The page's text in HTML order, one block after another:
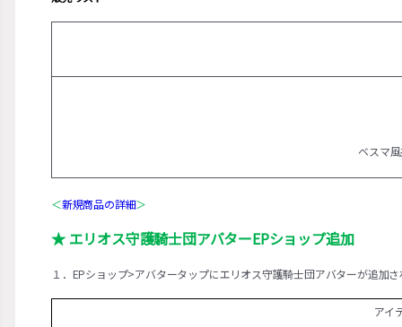
ベスマ
＜新規商品の詳細＞
★ エリオス守護騎士団アバターEPショップ追加
１．EPショップ>アバタータップにエリオス守護騎士団アバターが追加
アイ